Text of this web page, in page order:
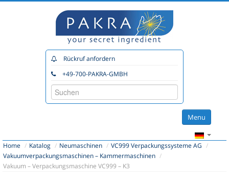
Rückruf anfordern
+49-700-PAKRA-GMBH
Menu
Katalog
Unsere Partner
Home / Katalog / Neumaschinen / VC999 Verpackungssysteme AG /
Vakuumverpackungsmaschinen – Kammermaschinen /
Vakuum – Verpackungsmaschine VC999 – K3